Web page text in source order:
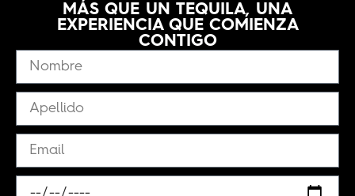
MÁS QUE UN TEQUILA, UNA
EXPERIENCIA QUE COMIENZA
CONTIGO